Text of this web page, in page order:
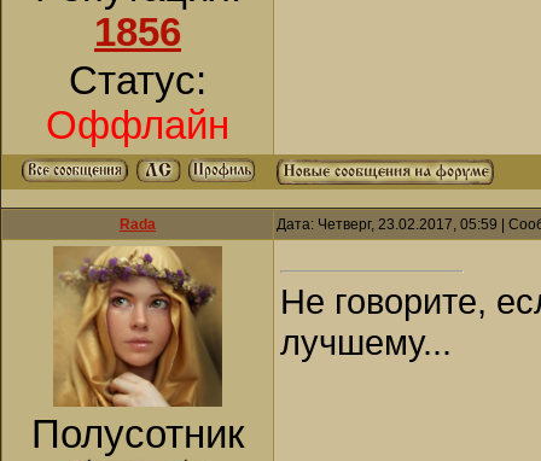
1856
Статус:
Оффлайн
Rada Дата: Четверг, 23.02.2017, 05:59 |
Полусотник
Не говорите,
лучшему...